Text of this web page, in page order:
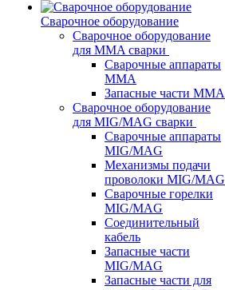
Сварочное оборудование
Сварочное оборудование
для MMA сварки
Сварочные аппараты
MMA
Запасные части MMA
Сварочное оборудование
для MIG/MAG сварки
Сварочные аппараты
MIG/MAG
Механизмы подачи
проволоки MIG/MAG
Сварочные горелки
MIG/MAG
Соединительный
кабель
Запасные части
MIG/MAG
Запасные части для